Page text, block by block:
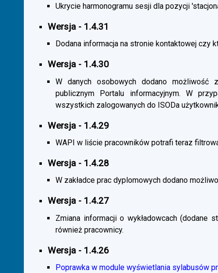
Ukrycie harmonogramu sesji dla pozycji
Wersja - 1.4.31
Dodana informacja na stronie kontaktowej czy
Wersja - 1.4.30
W danych osobowych dodano możliwość
publicznym Portalu informacyjnym. W
wszystkich zalogowanych do ISODa
Wersja - 1.4.29
WAPI w liście pracowników potrafi teraz
Wersja - 1.4.28
W zakładce prac dyplomowych dodano
Wersja - 1.4.27
Zmiana informacji o wykładowcach (dodane
również pracownicy.
Wersja - 1.4.26
Poprawka w module wyświetlania sylabusów